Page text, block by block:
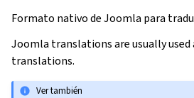
Formato nativo de Joomla para
Joomla translations are usually
translations.
Ver también